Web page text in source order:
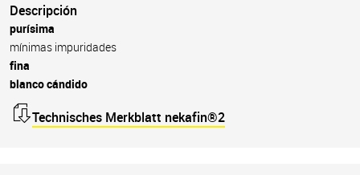
Descripción
purísima
mínimas impuridades
fina
blanco cándido
Technisches Merkblatt nekafin®2